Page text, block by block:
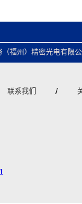
（福州）精密光电有限
联系我们 /